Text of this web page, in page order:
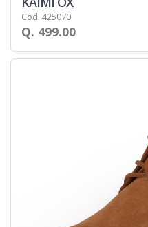
Cod. 425070
Q. 499.00